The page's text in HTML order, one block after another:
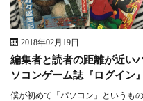
2018年02月19日
編集者と読者の距離が近い
ソコンゲーム誌『ログイン』
僕が初めて「パソコン」というもの